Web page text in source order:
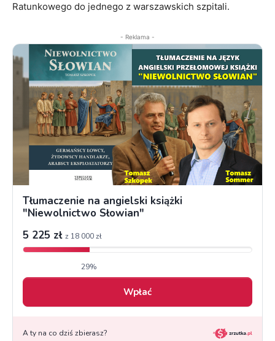
Ratunkowego do jednego z warszawskich szpitali.
- Reklama -